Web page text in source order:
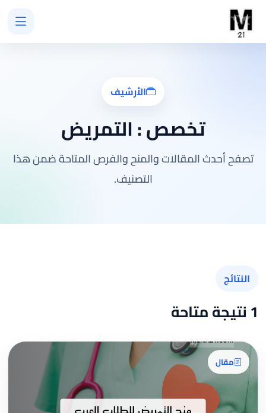
الأرشيف
تخصص :التمريض
تصفح أحدث المقالات والمنح والفرص المتاحة ضمن هذا
التصنيف.
النتائج
1 نتيجة متاحة
مقال